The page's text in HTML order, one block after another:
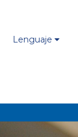
Lenguaje